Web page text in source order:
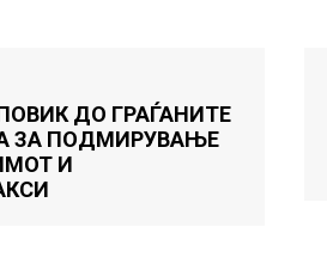
ДО ГРАЃАНИТЕ
ЗА ПОДМИРУВАЊЕ
И